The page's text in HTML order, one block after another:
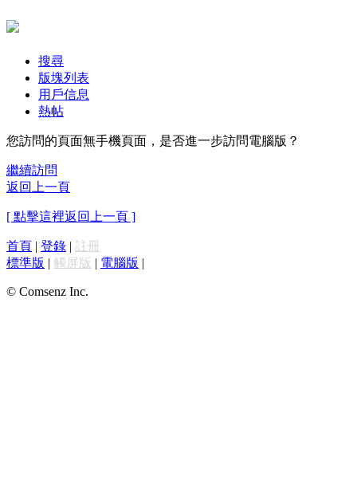
搜尋
版塊列表
用戶信息
熱帖
您訪問的頁面無手機頁面，是否進一步訪問電腦版？
繼續訪問
返回上一頁
[ 點擊這裡返回上一頁 ]
首頁 | 登錄 | 註冊
標準版 | 觸屏版 | 電腦版 |
© Comsenz Inc.